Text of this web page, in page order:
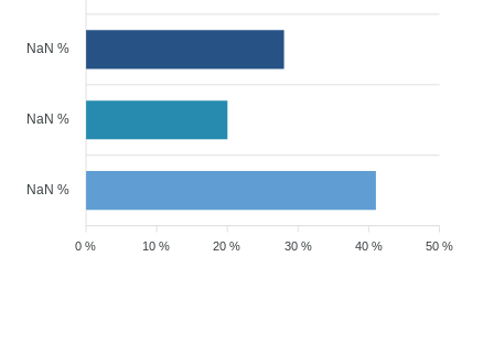
NaN %
NaN %
NaN %
50 %
40 %
30 %
20 %
10 %
0 %